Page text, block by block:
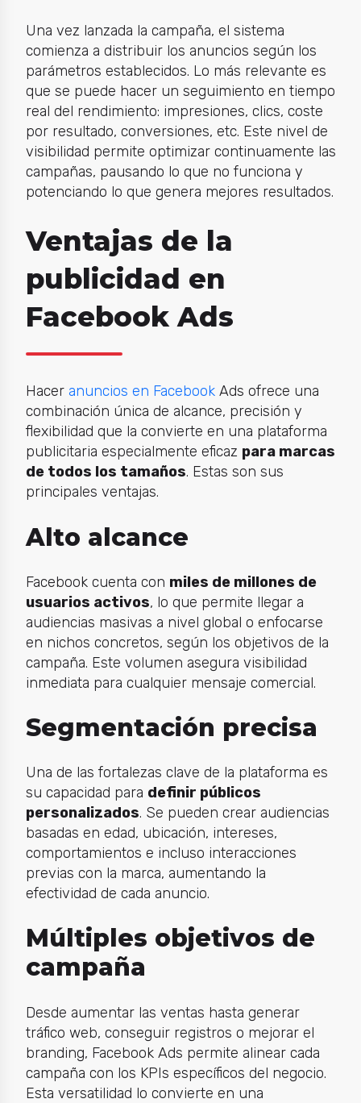
Una vez lanzada la campaña, el sistema
comienza a distribuir los anuncios según los
parámetros establecidos. Lo más relevante es
que se puede hacer un seguimiento en tiempo
real del rendimiento: impresiones, clics, coste
por resultado, conversiones, etc. Este nivel de
visibilidad permite optimizar continuamente las
campañas, pausando lo que no funciona y
potenciando lo que genera mejores resultados.
Ventajas de la
publicidad en
Facebook Ads
Hacer anuncios en FacebookAds ofrece una
combinación única de alcance, precisión y
flexibilidad que la convierte en una plataforma
publicitaria especialmente eficaz para marcas
de todos los tamaños. Estas son sus
principales ventajas.
Alto alcance
Facebook cuenta con miles de millones de
usuarios activos, lo que permite llegar a
audiencias masivas a nivel global o enfocarse
en nichos concretos, según los objetivos de la
campaña. Este volumen asegura visibilidad
inmediata para cualquier mensaje comercial.
Segmentación precisa
Una de las fortalezas clave de la plataforma es
su capacidad para definir públicos
personalizados. Se pueden crear audiencias
basadas en edad, ubicación, intereses,
comportamientos e incluso interacciones
previas con la marca, aumentando la
efectividad de cada anuncio.
Múltiples objetivos de
campaña
Desde aumentar las ventas hasta generar
tráfico web, conseguir registros o mejorar el
branding, Facebook Ads permite alinear cada
campaña con los KPIs específicos del negocio.
Esta versatilidad lo convierte en una